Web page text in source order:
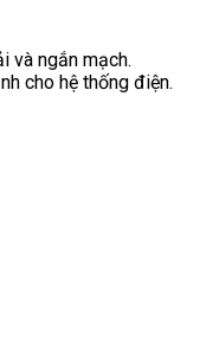
và ngắn mạch.
cho hệ thống điện.